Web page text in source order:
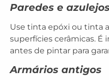
Paredes e
Use tinta epóxi ou tinta
superfícies cerâmicas.
antes de pintar para
Armários antigos